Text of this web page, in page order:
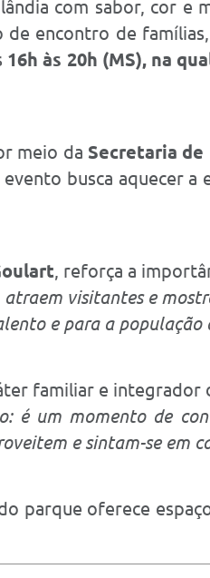
com sabor, cor e
de encontro de
16h às 20h (MS), na
meio da Secretaria
evento busca aquecer
, reforça a
atraem visitantes e
e para a
familiar e integrador
é um momento de
e sintam-se em
parque oferece